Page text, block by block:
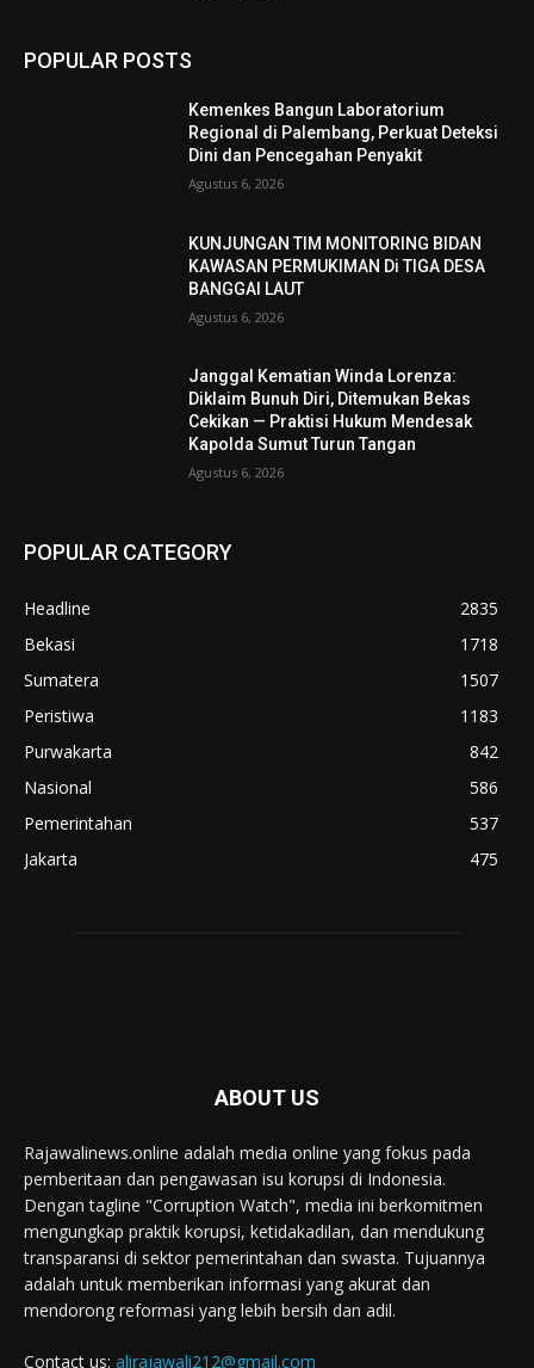
POPULAR POSTS
Kemenkes Bangun Laboratorium
Regional di Palembang, Perkuat Deteksi
Dini dan Pencegahan Penyakit
Agustus 6, 2026
KUNJUNGAN TIM MONITORING BIDAN
KAWASAN PERMUKIMAN Di TIGA DESA
BANGGAI LAUT
Agustus 6, 2026
Janggal Kematian Winda Lorenza:
Diklaim Bunuh Diri, Ditemukan Bekas
Cekikan — Praktisi Hukum Mendesak
Kapolda Sumut Turun Tangan
Agustus 6, 2026
POPULAR CATEGORY
Headline
2835
Bekasi
1718
Sumatera
1507
Peristiwa
1183
Purwakarta
842
Nasional
586
Pemerintahan
537
Jakarta
475
ABOUT US
Rajawalinews.online adalah media online yang fokus pada
pemberitaan dan pengawasan isu korupsi di Indonesia.
Dengan tagline "Corruption Watch", media ini berkomitmen
mengungkap praktik korupsi, ketidakadilan, dan mendukung
transparansi di sektor pemerintahan dan swasta. Tujuannya
adalah untuk memberikan informasi yang akurat dan
mendorong reformasi yang lebih bersih dan adil.
Contact us: alirajawali212@gmail.com